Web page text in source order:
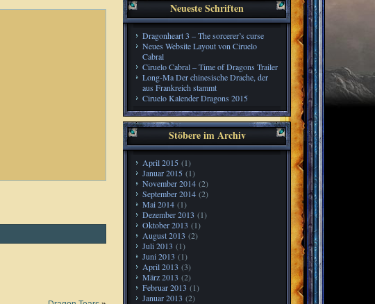
Neueste Schriften
Dragonheart 3 – The sorcerer’s curse
Neues Website Layout von Ciruelo
Cabral
Ciruelo Cabral – Time of Dragons Trailer
Long-Ma Der chinesische Drache, der
aus Frankreich stammt
Ciruelo Kalender Dragons 2015
Stöbere im Archiv
April 2015 (1)
Januar 2015 (1)
November 2014 (2)
September 2014 (2)
Mai 2014 (1)
Dezember 2013 (1)
Oktober 2013 (1)
August 2013 (2)
Juli 2013 (1)
Juni 2013 (1)
April 2013 (3)
März 2013 (2)
Februar 2013 (1)
Januar 2013 (2)